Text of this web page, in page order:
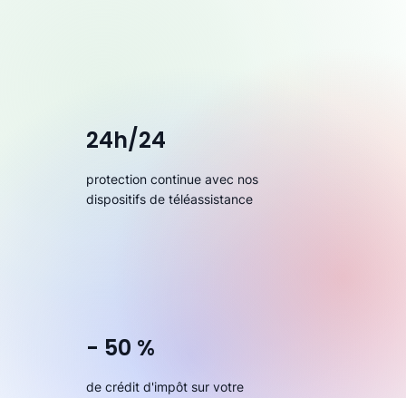
24h/24
protection continue avec nos
dispositifs de téléassistance
- 50 %
de crédit d'impôt sur votre